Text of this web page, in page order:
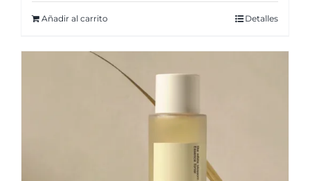
Añadir al carrito Detalles